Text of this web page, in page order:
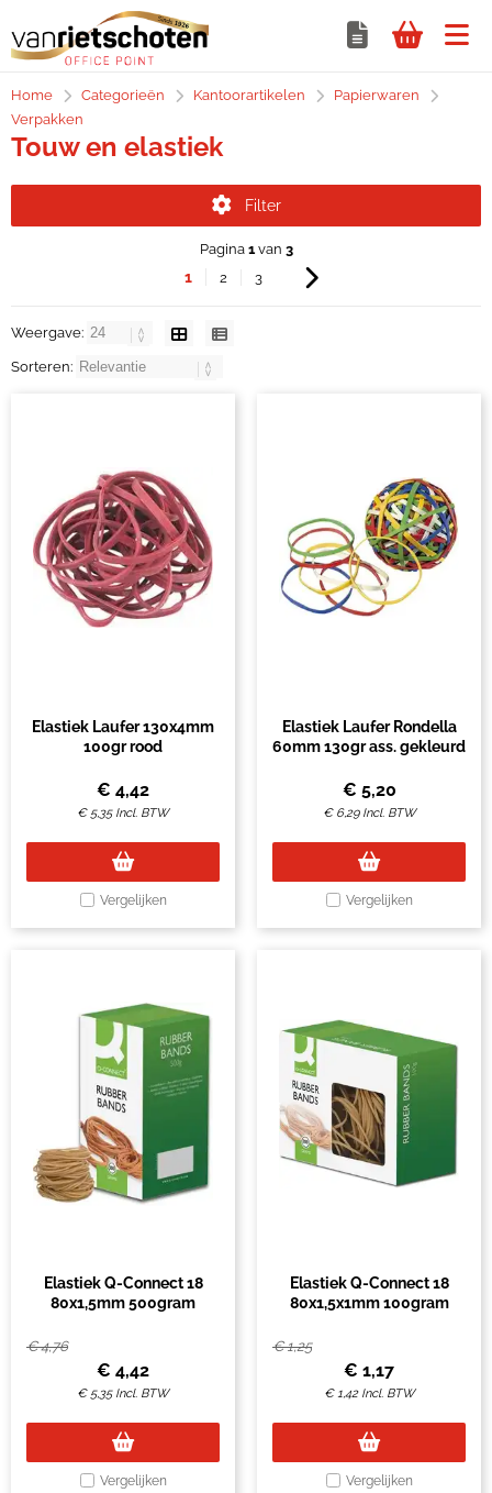
Home Categorieën Kantoorartikelen
Papierwaren
Verpakken
Touw en elastiek
Filter
Pagina 1van 3
1 2 3
Weergave:
Sorteren:
Elastiek Laufer 130x4mm
100gr rood
€ 4,42
€ 5,35 Incl. BTW
Vergelijken
Elastiek Laufer Rondella
60mm 130gr ass. gekleurd
€ 5,20
€ 6,29 Incl. BTW
Vergelijken
Elastiek Q-Connect 18
80x1,5mm 500gram
€4,76
€ 4,42
€ 5,35 Incl. BTW
Vergelijken
Elastiek Q-Connect 18
80x1,5x1mm 100gram
€1,25
€ 1,17
€1,42 Incl. BTW
Vergelijken